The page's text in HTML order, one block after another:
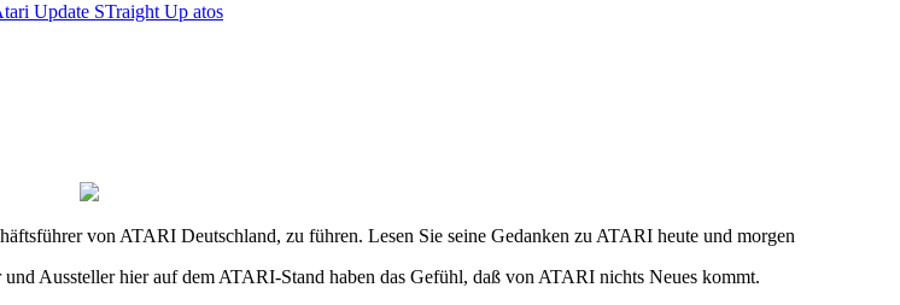
Update STraight Up atos
von ATARI Deutschland, zu führen. Lesen Sie seine Gedanken zu ATARI heute und morgen
Aussteller hier auf dem ATARI-Stand haben das Gefühl, daß von ATARI nichts Neues kommt.